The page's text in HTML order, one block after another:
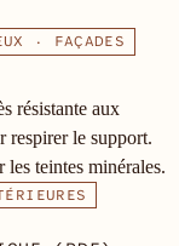
· FAÇADES
résistante aux
respirer le support.
teintes minérales.